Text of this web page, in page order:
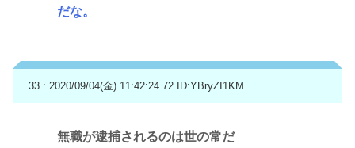
だな。
33 : 2020/09/04(金) 11:42:24.72 ID:YBryZI1KM
無職が逮捕されるのは世の常だ